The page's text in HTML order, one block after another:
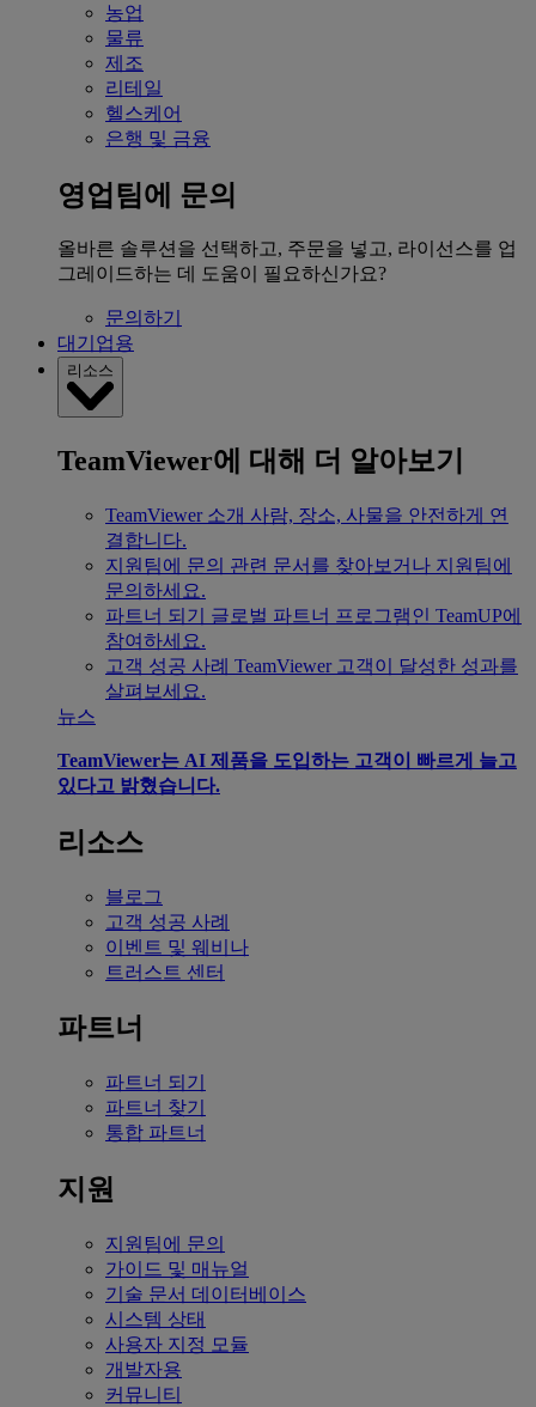
농업
물류
제조
리테일
헬스케어
은행 및 금융
영업팀에 문의
올바른 솔루션을 선택하고, 주문을 넣고, 라이선스를 업
그레이드하는 데 도움이 필요하신가요?
문의하기
대기업용
리소스
TeamViewer에 대해 더 알아보기
TeamViewer 소개 사람, 장소, 사물을 안전하게 연
결합니다.
지원팀에 문의 관련 문서를 찾아보거나 지원팀에
문의하세요.
파트너 되기
글로벌 파트너 프로그램인 TeamUP에
참여하세요.
고객 성공 사례 TeamViewer 고객이 달성한 성과를
살펴보세요.
뉴스
TeamViewer는 AI 제품을 도입하는 고객이 빠르게 늘고
있다고 밝혔습니다.
리소스
블로그
고객 성공 사례
이벤트 및 웨비나
트러스트 센터
파트너
파트너 되기
파트너 찾기
통합 파트너
지원
지원팀에 문의
가이드 및 매뉴얼
기술 문서 데이터베이스
시스템 상태
사용자 지정 모듈
개발자용
커뮤니티